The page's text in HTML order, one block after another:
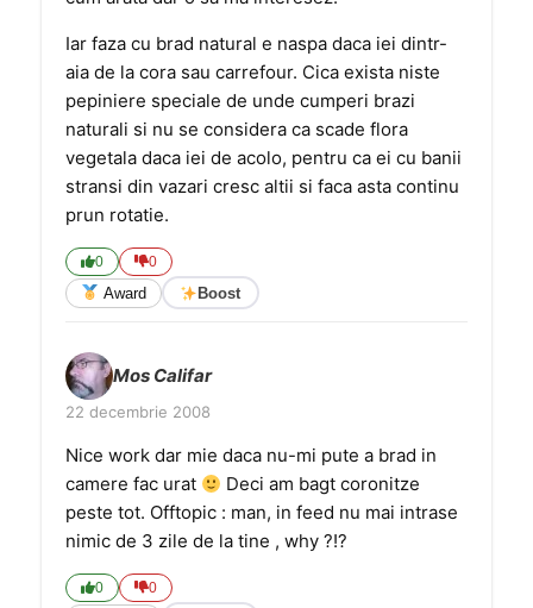
Iar faza cu brad natural e naspa daca iei dintr-
aia de la cora sau carrefour. Cica exista niste
pepiniere speciale de unde cumperi brazi
naturali si nu se considera ca scade flora
vegetala daca iei de acolo, pentru ca ei cu banii
stransi din vazari cresc altii si faca asta continu
prun rotatie.
0 0
Award Boost
Mos Califar
22 decembrie 2008
Nice work dar mie daca nu-mi pute a brad in
camere fac urat
Deci am bagt coronitze
peste tot. Offtopic : man, in feed nu mai intrase
nimic de 3 zile de la tine , why ?!?
0 0